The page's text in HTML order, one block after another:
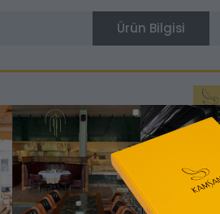
Ürün Bilgisi
Paris Dış
Kamsan Sandalye – Bursa İnegöl
tasarımından ilham alan